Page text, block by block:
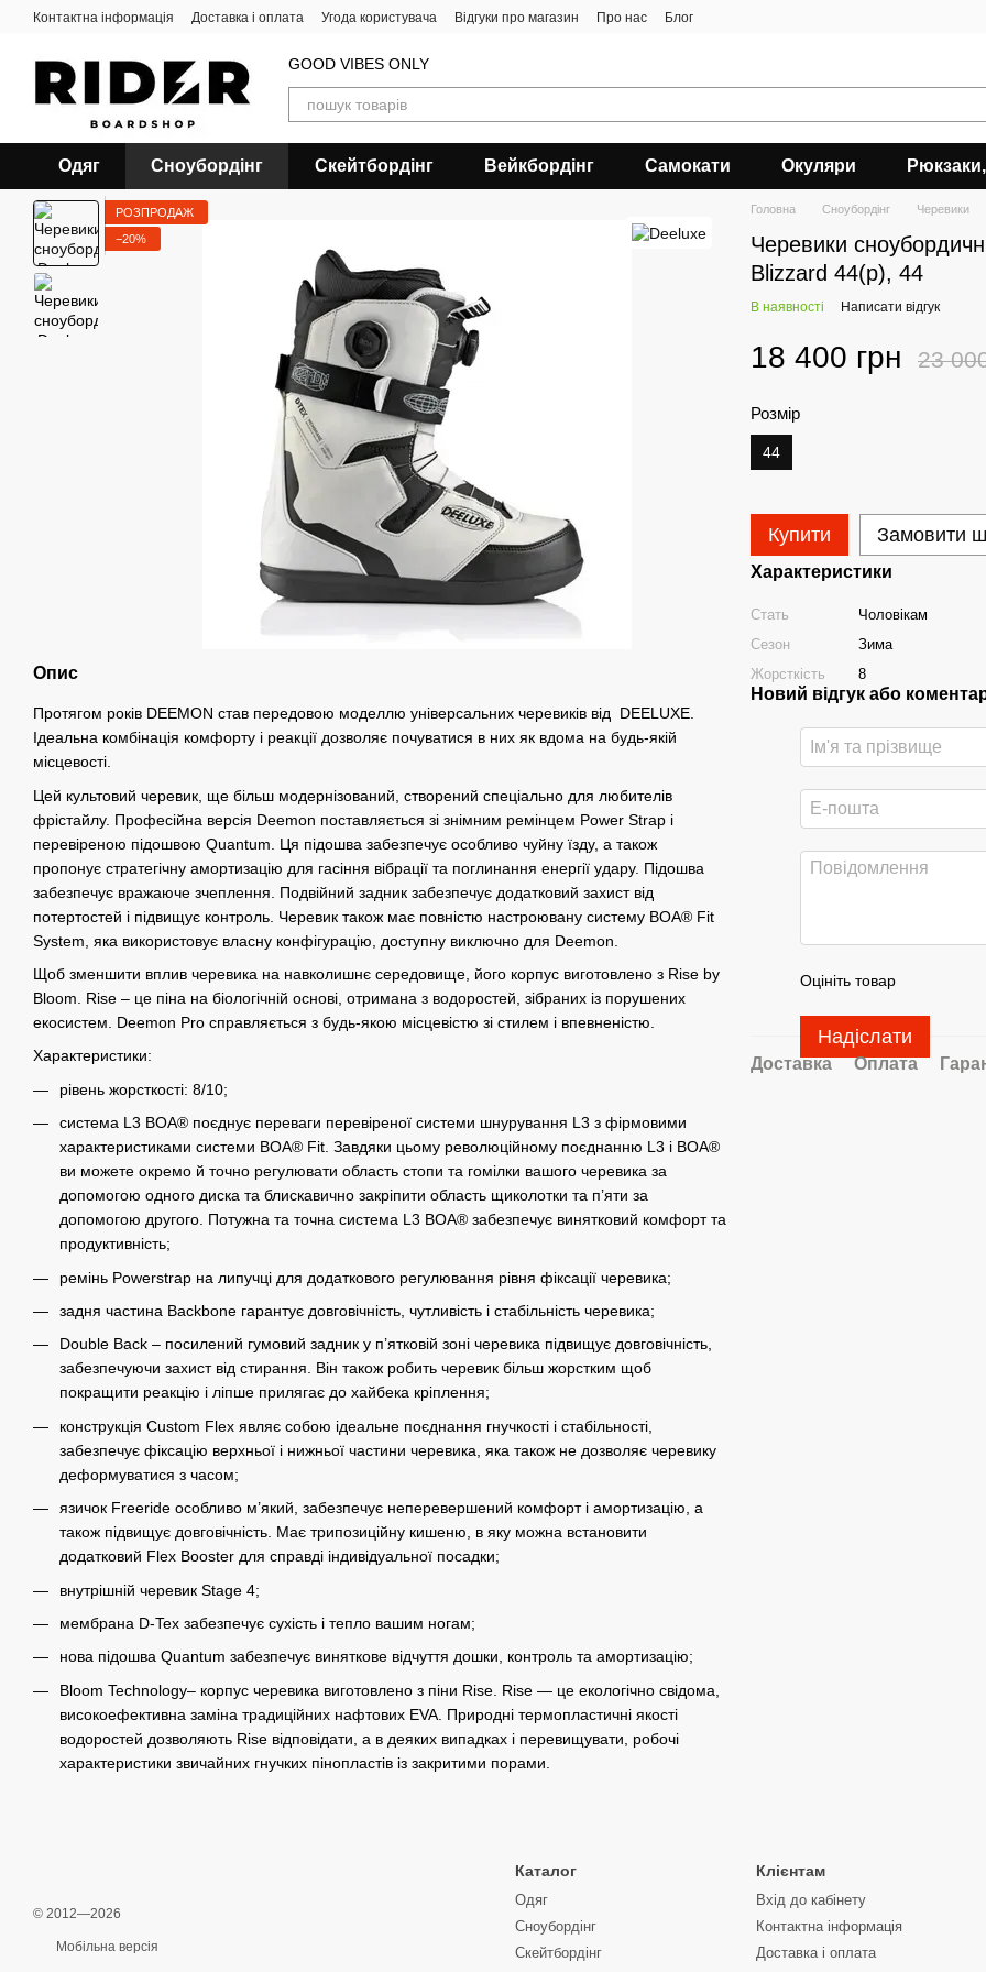
Перейти до основного контенту
Контактна інформація Доставка і оплата Угода користувача Відгуки про магазин Про нас Блог
GOOD VIBES ONLY
Одяг Сноубордiнг Скейтбордінг Вейкбордінг Самокати Окуляри
РОЗПРОДАЖ
−20%
Опис
Протягом років DEEMON став передовою моделлю універсальних черевиків від DEELUXE.
Ідеальна комбінація комфорту і реакції дозволяє почуватися в них як вдома на будь-якій
місцевості.
Цей культовий черевик, ще більш модернізований, створений спеціально для любителів
фрістайлу. Професійна версія Deemon поставляється зі знімним ремінцем Power Strap і
перевіреною підошвою Quantum. Ця підошва забезпечує особливо чуйну їзду, а також
пропонує стратегічну амортизацію для гасіння вібрації та поглинання енергії удару. Підошва
забезпечує вражаюче зчеплення. Подвійний задник забезпечує додатковий захист від
потертостей і підвищує контроль. Черевик також має повністю настроювану систему BOA® Fit
System, яка використовує власну конфігурацію, доступну виключно для Deemon.
Щоб зменшити вплив черевика на навколишнє середовище, його корпус виготовлено з Rise by
Bloom. Rise – це піна на біологічній основі, отримана з водоростей, зібраних із порушених
екосистем. Deemon Pro справляється з будь-якою місцевістю зі стилем і впевненістю.
Характеристики:
рівень жорсткості: 8/10;
система L3 BOA® поєднує переваги перевіреної системи шнурування L3 з фірмовими
характеристиками системи BOA® Fit. Завдяки цьому революційному поєднанню L3 і BOA®
ви можете окремо й точно регулювати область стопи та гомілки вашого черевика за
допомогою одного диска та блискавично закріпити область щиколотки та п’яти за
допомогою другого. Потужна та точна система L3 BOA® забезпечує винятковий комфорт та
продуктивність;
ремінь Powerstrap на липучці для додаткового регулювання рівня фіксації черевика;
задня частина Backbone гарантує довговічність, чутливість і стабільність черевика;
Double Back – посилений гумовий задник у п’ятковій зоні черевика підвищує довговічність,
забезпечуючи захист від стирання. Він також робить черевик більш жорстким щоб
покращити реакцію і ліпше прилягає до хайбека кріплення;
конструкція Custom Flex являє собою ідеальне поєднання гнучкості і стабільності,
забезпечує фіксацію верхньої і нижньої частини черевика, яка також не дозволяє черевику
деформуватися з часом;
язичок Freeride особливо м’який, забезпечує неперевершений комфорт і амортизацію, а
також підвищує довговічність. Має трипозиційну кишеню, в яку можна встановити
додатковий Flex Booster для справді індивідуальної посадки;
внутрішній черевик Stage 4;
мембрана D-Tex забезпечує сухість і тепло вашим ногам;
нова підошва Quantum забезпечує виняткове відчуття дошки, контроль та амортизацію;
Bloom Technology– корпус черевика виготовлено з піни Rise. Rise — це екологічно свідома,
високоефективна заміна традиційних нафтових EVA. Природні термопластичні якості
водоростей дозволяють Rise відповідати, а в деяких випадках і перевищувати, робочі
характеристики звичайних гнучких пінопластів із закритими порами.
Головна Сноубордiнг Черевики
Черевики
Blizzard 44(р), 44
В наявності Написати відгук
18 400 грн 23
Розмір
44
Купити Замовити
Характеристики
Стать
Чоловікам
Сезон
Зима
Жорсткість
8
Новий відгук або
Оцініть товар
Надіслати
Доставка Оплата
© 2012—2026
Мобільна версія
Каталог
Одяг
Сноубордiнг
Скейтбордінг
Клієнтам
Вхід до кабінету
Контактна інформація
Доставка і оплата